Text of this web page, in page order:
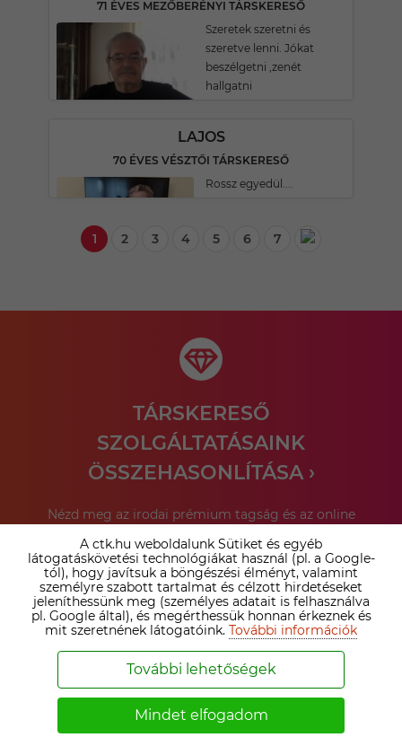
71 ÉVES MEZŐBERÉNYI TÁRSKERESŐ
Szeretek szeretni és
szeretve lenni. Jókat
beszélgetni ,zenét
hallgatni
LAJOS
70 ÉVES VÉSZTŐI TÁRSKERESŐ
Rossz egyedül....
1 2 3 4 5 6 7
TÁRSKERESŐ
SZOLGÁLTATÁSAINK
ÖSSZEHASONLÍTÁSA ›
Nézd meg az irodai prémium tagság és az online
számodra legelőnyösebb megoldást!
Bővebben ›
SZEMÉLYESEN IS SEGÍTÜNK A
PÁRVÁLASZTÁSBAN!
A ctk.hu weboldalunk Sütiket és egyéb
látogatáskövetési technológiákat használ (pl. a Google-
tól), hogy javítsuk a böngészési élményt, valamint
személyre szabott tartalmat és célzott hirdetéseket
jeleníthessünk meg (személyes adatait is felhasználva
pl. Google által), és megérthessük honnan érkeznek és
mit szeretnének látogatóink. További információk
További lehetőségek
Mindet elfogadom